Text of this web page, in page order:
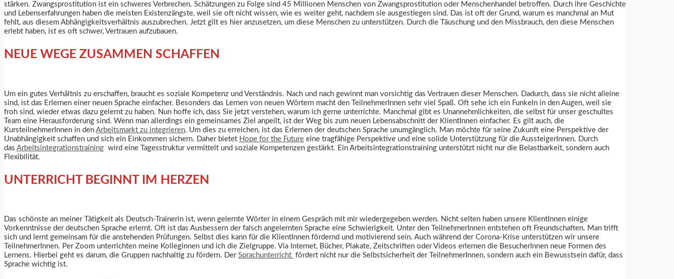
stärken. Zwangsprostitution ist ein schweres Verbrechen. Schätzungen zu Folge sind 45 Millionen Menschen von Zwangsprostitution oder Menschenhandel betroffen. Durch ihre Geschichte
und Lebenserfahrungen haben die meisten Existenzängste, weil sie oft nicht wissen, wie es weiter geht, nachdem sie ausgestiegen sind. Das ist oft der Grund, warum es manchmal an Mut
fehlt, aus diesem Abhängigkeitsverhältnis auszubrechen. Jetzt gilt es hier anzusetzen, um diese Menschen zu unterstützen. Durch die Täuschung und den Missbrauch, den diese Menschen
erlebt haben, ist es oft schwer, Vertrauen aufzubauen.
NEUE WEGE ZUSAMMEN SCHAFFEN
Um ein gutes Verhältnis zu erschaffen, braucht es soziale Kompetenz und Verständnis. Nach und nach gewinnt man vorsichtig das Vertrauen dieser Menschen. Dadurch, dass sie nicht alleine
sind, ist das Erlernen einer neuen Sprache einfacher. Besonders das Lernen von neuen Wörtern macht den TeilnehmerInnen sehr viel Spaß. Oft sehe ich ein Funkeln in den Augen, weil sie
froh sind, wieder etwas dazu gelernt zu haben. Nun hoffe ich, dass Sie jetzt verstehen, warum ich gerne unterrichte. Manchmal gibt es Unannehmlichkeiten, die selbst für unser geschultes
Team eine Herausforderung sind. Wenn man allerdings ein gemeinsames Ziel anpeilt, ist der Weg bis zum neuen Lebensabschnitt der KlientInnen einfacher. Es gilt auch, die
KursteilnehmerInnen in den Arbeitsmarkt zu integrieren. Um dies zu erreichen, ist das Erlernen der deutschen Sprache unumgänglich. Man möchte für seine Zukunft eine Perspektive der
Unabhängigkeit schaffen und sich ein Einkommen sichern. Daher bietet Hope for the Future eine tragfähige Perspektive und eine solide Unterstützung für die AussteigerInnen. Durch
das Arbeitsintegrationstraining wird eine Tagesstruktur vermittelt und soziale Kompetenzen gestärkt. Ein Arbeitsintegrationstraining unterstützt nicht nur die Belastbarkeit, sondern auch
Flexibilität.
UNTERRICHT BEGINNT IM HERZEN
Das schönste an meiner Tätigkeit als Deutsch-Trainerin ist, wenn gelernte Wörter in einem Gespräch mit mir wiedergegeben werden. Nicht selten haben unsere KlientInnen einige
Vorkenntnisse der deutschen Sprache erlernt. Oft ist das Ausbessern der falsch angelernten Sprache eine Schwierigkeit. Unter den TeilnehmerInnen entstehen oft Freundschaften. Man trifft
sich und lernt gemeinsam für die anstehenden Prüfungen. Selbst dies kann für die KlientInnen fördernd und motivierend sein. Auch während der Corona-Krise unterstützen wir unsere
TeilnehmerInnen. Per Zoom unterrichten meine Kolleginnen und ich die Zielgruppe. Via Internet, Bücher, Plakate, Zeitschriften oder Videos erlernen die BesucherInnen neue Formen des
Lernens. Hierbei geht es darum, die Gruppen nachhaltig zu fördern. Der Sprachunterricht fördert nicht nur die Selbstsicherheit der TeilnehmerInnen, sondern auch ein Bewusstsein dafür, dass
Sprache wichtig ist.